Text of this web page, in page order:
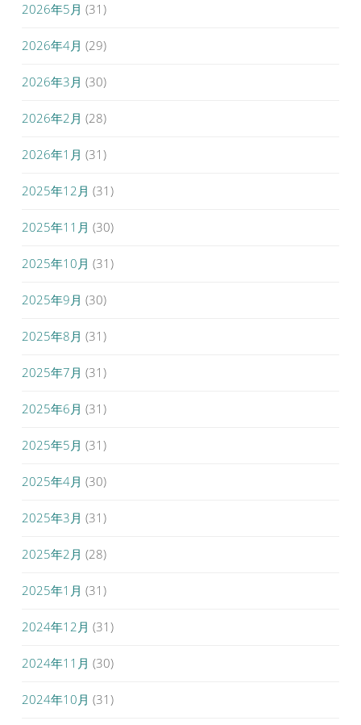
2026年5月 (31)
2026年4月 (29)
2026年3月 (30)
2026年2月 (28)
2026年1月 (31)
2025年12月 (31)
2025年11月 (30)
2025年10月 (31)
2025年9月 (30)
2025年8月 (31)
2025年7月 (31)
2025年6月 (31)
2025年5月 (31)
2025年4月 (30)
2025年3月 (31)
2025年2月 (28)
2025年1月 (31)
2024年12月 (31)
2024年11月 (30)
2024年10月 (31)